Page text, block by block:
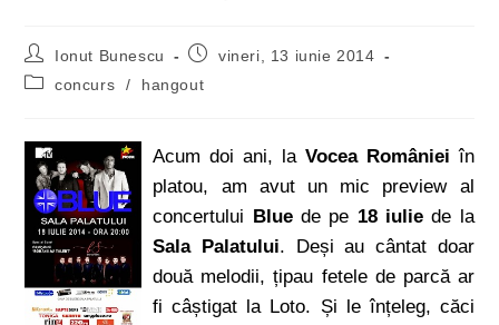
Ionut Bunescu
vineri, 13 iunie 2014
concurs
/ hangout
Acum doi ani, la Vocea Românieiîn
platou, am avut un mic preview al
concertului Bluede pe 18 iuliede la
Sala Palatului. Deși au cântat doar
două melodii, țipau fetele de parcă ar
fi câștigat la Loto. Și le înțeleg, căci